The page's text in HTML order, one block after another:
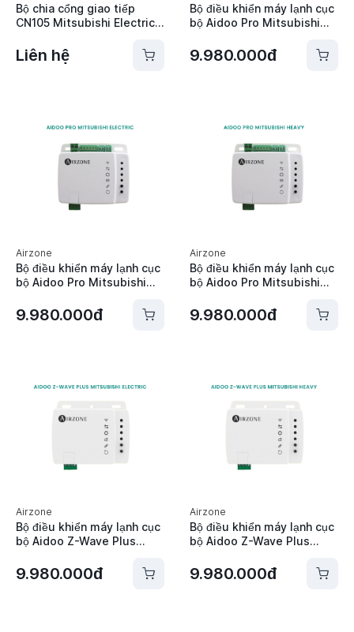
Bộ chia cổng giao tiếp
CN105 Mitsubishi Electric
Liên hệ
Bộ điều khiển máy lạnh cục
bộ Aidoo Pro Mitsubishi
AZAI6WSPME2
9.980.000đ
Airzone
Bộ điều khiển máy lạnh cục
bộ Aidoo Pro Mitsubishi
AZAI6WSPMEL
9.980.000đ
Airzone
Bộ điều khiển máy lạnh cục
bộ Aidoo Pro Mitsubishi
AZAI6WSPMHI
9.980.000đ
Airzone
Bộ điều khiển máy lạnh cục
bộ Aidoo Z-Wave Plus
- AZAI6ZWEMEL
9.980.000đ
Airzone
Bộ điều khiển máy lạnh cục
bộ Aidoo Z-Wave Plus
AZAI6ZWEMHI
9.980.000đ